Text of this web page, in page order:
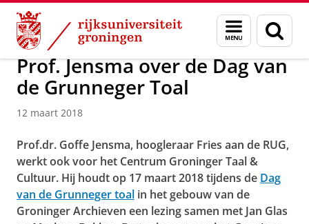
Skip
Content
Skip
Navigation
Menu
en
zoeken
Over ons Actueel Nieuws Nieuwsberichten
Prof. Jensma over de Dag van
de Grunneger Toal
12 maart 2018
Prof.dr. Goffe Jensma, hoogleraar Fries aan de RUG,
werkt ook voor het Centrum Groninger Taal &
Cultuur. Hij houdt op 17 maart 2018 tijdens de Dag
van de Grunneger toal in het gebouw van de
Groninger Archieven een lezing samen met Jan Glas